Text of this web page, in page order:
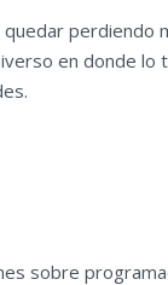
perdiendo
en donde lo
sobre